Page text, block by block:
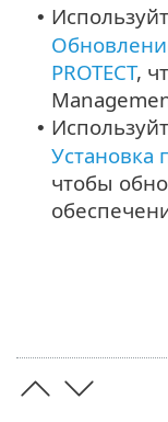
•
PROTECT,
•
Установка
чтобы